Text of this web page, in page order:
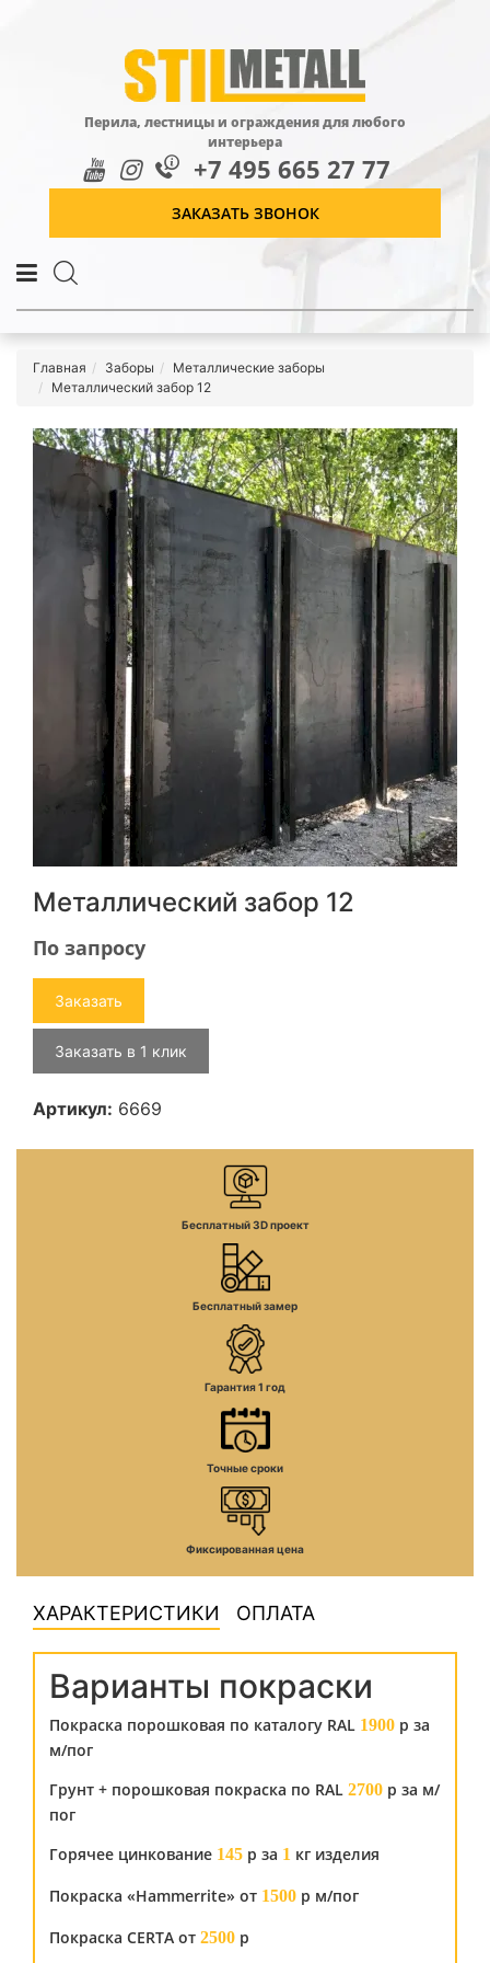
Перила, лестницы и ограждения для любого
интерьера
+7 495 665 27 77
ЗАКАЗАТЬ ЗВОНОК
Главная Заборы
Металлические заборы
Металлический забор 12
Металлический забор 12
По запросу
Заказать
Заказать в 1 клик
Артикул: 6669
Бесплатный 3D проект
Бесплатный замер
Гарантия 1 год
Точные сроки
Фиксированная цена
ХАРАКТЕРИСТИКИ ОПЛАТА
Варианты покраски
Покраска порошковая по каталогу RAL 1900 р за
м/пог
Грунт + порошковая покраска по RAL 2700 р за м/
пог
Горячее цинкование 145 р за 1 кг изделия
Покраска «Hammerrite» от 1500 р м/пог
Покраска CERTA от 2500 р